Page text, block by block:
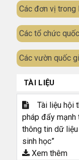
Các đơn vị trong
Các tổ chức
Các vườn quốc
TÀI LIỆU
Tài liệu hội
pháp đẩy mạnh
thông tin dữ
sinh học”
Xem thêm